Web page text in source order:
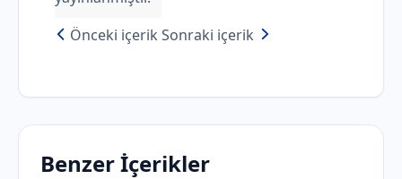
Önceki içerik Sonraki içerik
Benzer İçerikler